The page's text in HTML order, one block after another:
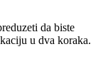
da biste
u dva koraka.